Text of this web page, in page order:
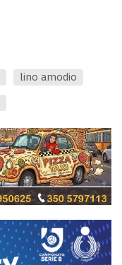
lino amodio